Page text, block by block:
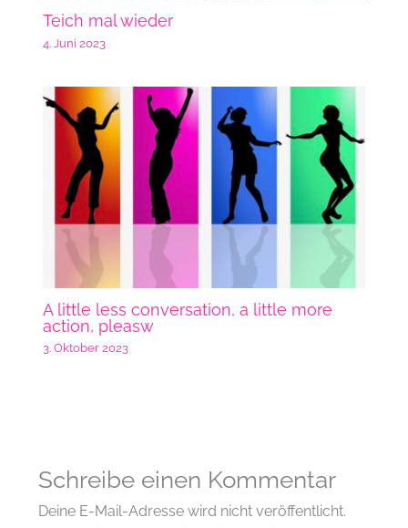
Teich mal wieder
4. Juni 2023
A little less conversation, a little more
action, pleasw
3. Oktober 2023
Schreibe einen Kommentar
Deine E-Mail-Adresse wird nicht veröffentlicht.